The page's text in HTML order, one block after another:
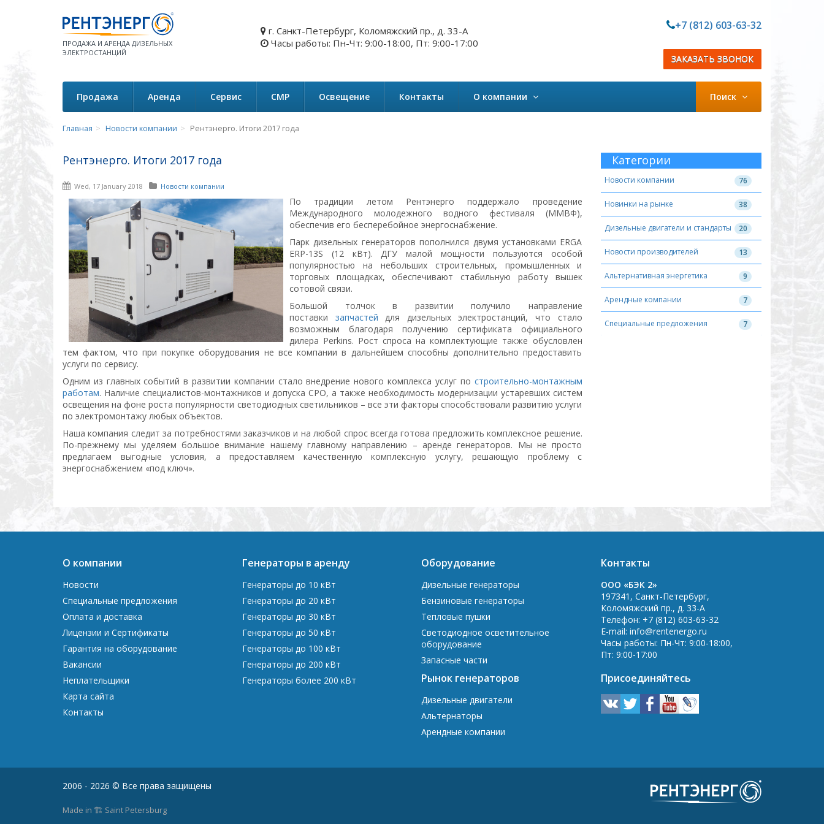
ПРОДАЖА И АРЕНДА ДИЗЕЛЬНЫХ
ЭЛЕКТРОСТАНЦИЙ
г. Санкт-Петербург, Коломяжский пр., д. 33-А
Часы работы: Пн-Чт: 9:00-18:00, Пт: 9:00-17:00
+7 (812) 603-63-32
ЗАКАЗАТЬ ЗВОНОК
Продажа Аренда Сервис СМР Освещение Контакты О компании Поиск
Главная Новости компании Рентэнерго. Итоги 2017 года
Рентэнерго. Итоги 2017 года
Wed, 17 January 2018 Новости компании
По традиции летом Рентэнерго поддержало проведение
Международного молодежного водного фестиваля (ММВФ),
обеспечив его бесперебойное энергоснабжение.
Парк дизельных генераторов пополнился двумя установками ERGA
ERP-13S (12 кВт). ДГУ малой мощности пользуются особой
популярностью на небольших строительных, промышленных и
торговых площадках, обеспечивают стабильную работу вышек
сотовой связи.
Большой толчок в развитии получило направление
поставки запчастей для дизельных электростанций, что стало
возможным благодаря получению сертификата официального
дилера Perkins. Рост спроса на комплектующие также обусловлен
тем фактом, что при покупке оборудования не все компании в дальнейшем способны дополнительно предоставить
услуги по сервису.
Одним из главных событий в развитии компании стало внедрение нового комплекса услуг по строительно-монтажным
работам. Наличие специалистов-монтажников и допуска СРО, а также необходимость модернизации устаревших систем
освещения на фоне роста популярности светодиодных светильников – все эти факторы способствовали развитию услуги
по электромонтажу любых объектов.
Наша компания следит за потребностями заказчиков и на любой спрос всегда готова предложить комплексное решение.
По-прежнему мы уделяем большое внимание нашему главному направлению – аренде генераторов. Мы не просто
предлагаем выгодные условия, а предоставляем качественную комплексную услугу, решающую проблему с
энергоснабжением «под ключ».
Категории
Новости компании 76
Новинки на рынке 38
Дизельные двигатели и стандарты 20
Новости производителей 13
Альтернативная энергетика 9
Арендные компании 7
Специальные предложения 7
О компании
Новости
Специальные предложения
Оплата и доставка
Лицензии и Сертификаты
Гарантия на оборудование
Вакансии
Неплательщики
Карта сайта
Контакты
Генераторы в аренду
Генераторы до 10 кВт
Генераторы до 20 кВт
Генераторы до 30 кВт
Генераторы до 50 кВт
Генераторы до 100 кВт
Генераторы до 200 кВт
Генераторы более 200 кВт
Оборудование
Дизельные генераторы
Бензиновые генераторы
Тепловые пушки
Светодиодное осветительное
оборудование
Запасные части
Рынок генераторов
Дизельные двигатели
Альтернаторы
Арендные компании
Контакты
OOO «БЭК 2»
197341 , Санкт-Петербург,
Коломяжский пр., д. 33-А
Телефон: +7 (812) 603-63-32
E-mail: info@rentenergo.ru
Часы работы: Пн-Чт: 9:00-18:00,
Пт: 9:00-17:00
Присоединяйтесь
2006 - 2026 © Все права защищены
Made in 🏗️ Saint Petersburg